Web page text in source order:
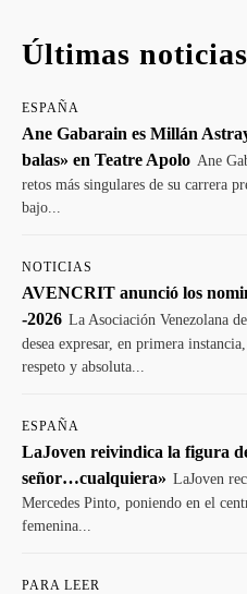
Últimas noticias
ESPAÑA
Ane Gabarain es Millán
balas» en Teatre Apolo Ane
retos más singulares de su carrera
bajo...
NOTICIAS
AVENCRIT anunció los
-2026 La Asociación Venezolana
desea expresar, en primera
respeto y absoluta...
ESPAÑA
LaJoven reivindica la figura
señor…cualquiera» LaJoven
Mercedes Pinto, poniendo en el
femenina...
PARA LEER